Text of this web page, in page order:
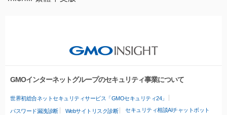
GMOインターネットグループのセキュリティ事業について
世界初総合ネットセキュリティサービス「GMOセキュリティ24」
パスワード漏洩診断 Webサイトリスク診断 セキュリティ相談AIチャットボット